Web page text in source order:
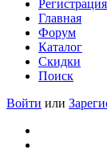
Регистрация
Главная
Форум
Каталог
Скидки
Поиск
Войти или